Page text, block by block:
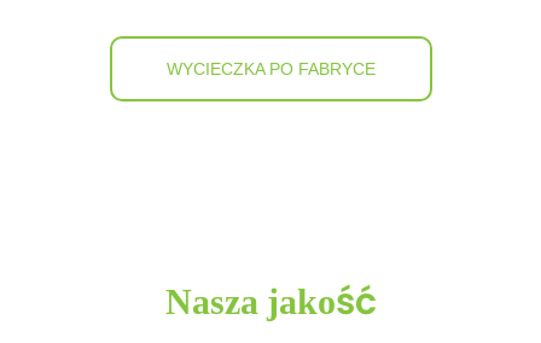
WYCIECZKA PO FABRYCE
Nasza jakość